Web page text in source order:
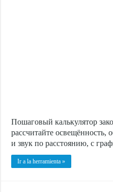
Пошаговый калькулятор
рассчитайте освещённость,
и звук по расстоянию, с
Ir a la herramienta »